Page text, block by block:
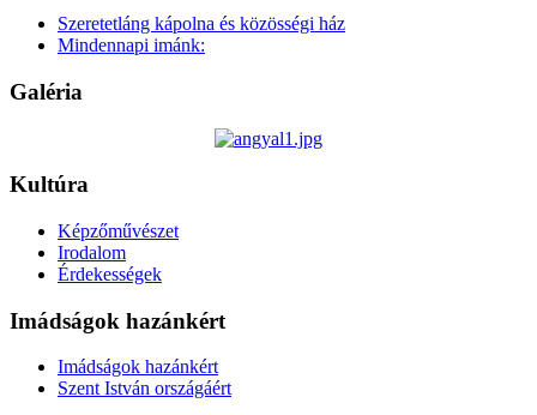
Szeretetláng kápolna és közösségi ház
Mindennapi imánk:
Galéria
Kultúra
Képzőművészet
Irodalom
Érdekességek
Imádságok hazánkért
Imádságok hazánkért
Szent István országáért